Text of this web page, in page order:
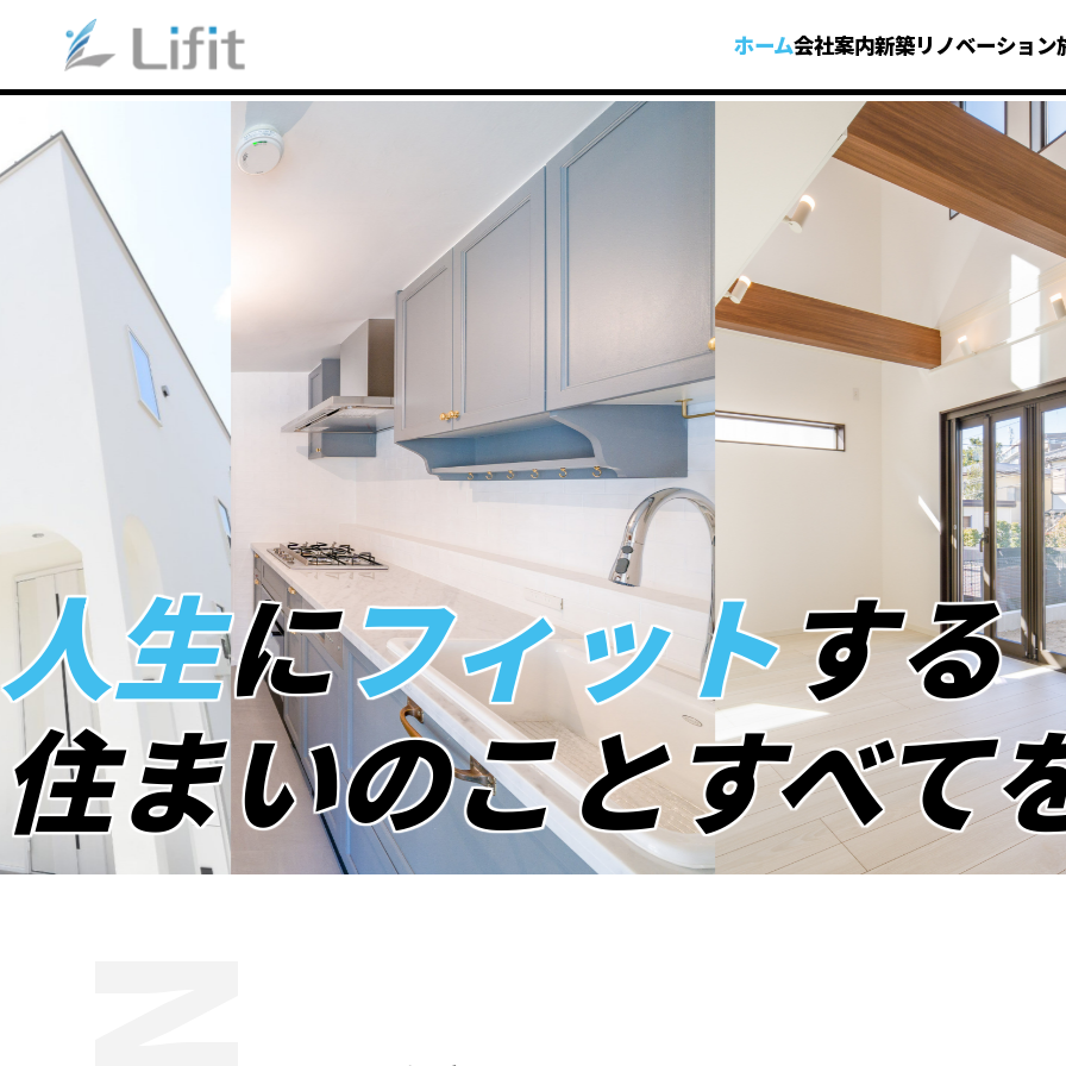
ホーム会社案内新築リノベーション
人生にフィットする
住まいのことすべて